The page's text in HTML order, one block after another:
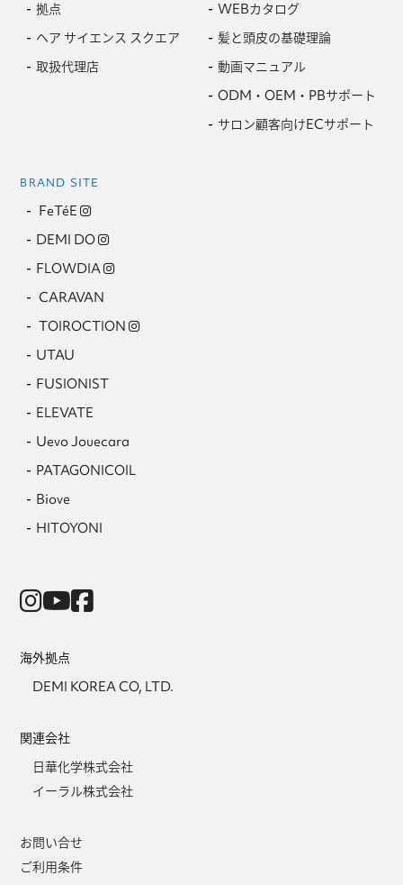
拠点
ヘア サイエンス スクエア
取扱代理店
WEBカタログ
髪と頭皮の基礎理論
動画マニュアル
ODM・OEM・PBサポート
サロン顧客向けECサポート
BRAND SITE
FeTéE
DEMI DO
FLOWDIA
CARAVAN
TOIROCTION
UTAU
FUSIONIST
ELEVATE
Uevo Jouecara
PATAGONICOIL
Biove
HITOYONI
海外拠点
DEMI KOREA CO, LTD.
関連会社
日華化学株式会社
イーラル株式会社
お問い合せ
ご利用条件